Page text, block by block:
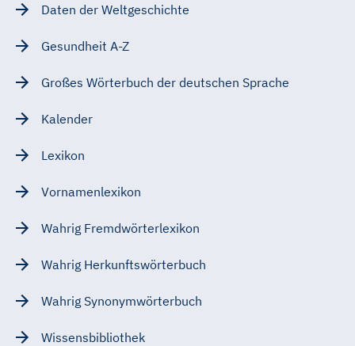
Daten der Weltgeschichte
Gesundheit A-Z
Großes Wörterbuch der deutschen Sprache
Kalender
Lexikon
Vornamenlexikon
Wahrig Fremdwörterlexikon
Wahrig Herkunftswörterbuch
Wahrig Synonymwörterbuch
Wissensbibliothek